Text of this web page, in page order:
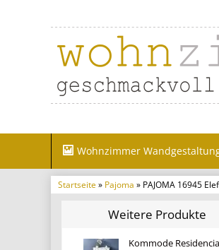
Wohnzimmer
Startseite» Pajoma » PAJOMA 16945
Weitere Produkte
Kommode Residencia